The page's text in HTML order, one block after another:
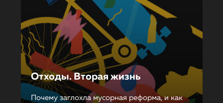
Отходы. Вторая жизнь
Почему заглохла мусорная реформа, и как